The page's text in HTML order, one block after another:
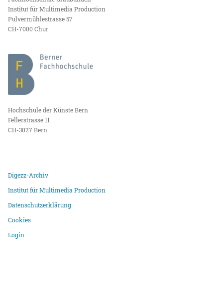
Institut für Multimedia Production
Pulvermühlestrasse 57
CH-7000 Chur
Hochschule der Künste Bern
Fellerstrasse 11
CH-3027 Bern
Digezz-Archiv
Institut für Multimedia Production
Datenschutzerklärung
Cookies
Login